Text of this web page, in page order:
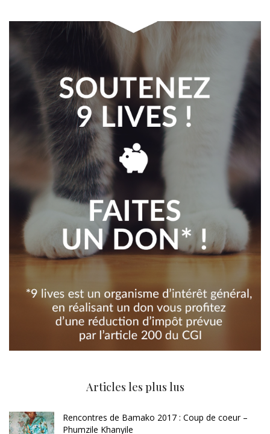
Articles les plus lus
Rencontres de Bamako 2017 : Coup de coeur –
Phumzile Khanyile